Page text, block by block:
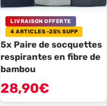
LIVRAISON OFFERTE
4 ARTICLES -25% SUPP
5x Paire de socquettes
respirantes en fibre de
bambou
28,90€